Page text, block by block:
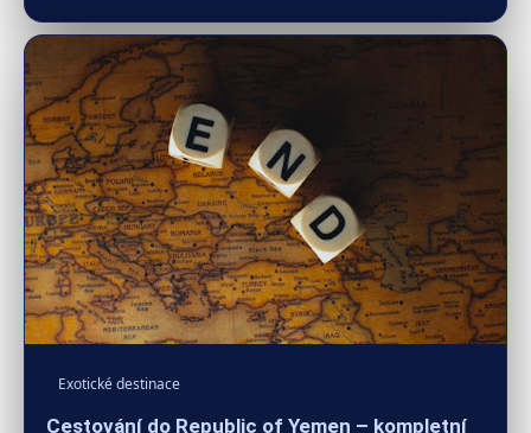
Exotické destinace
Cestování do Republic of Yemen – kompletní